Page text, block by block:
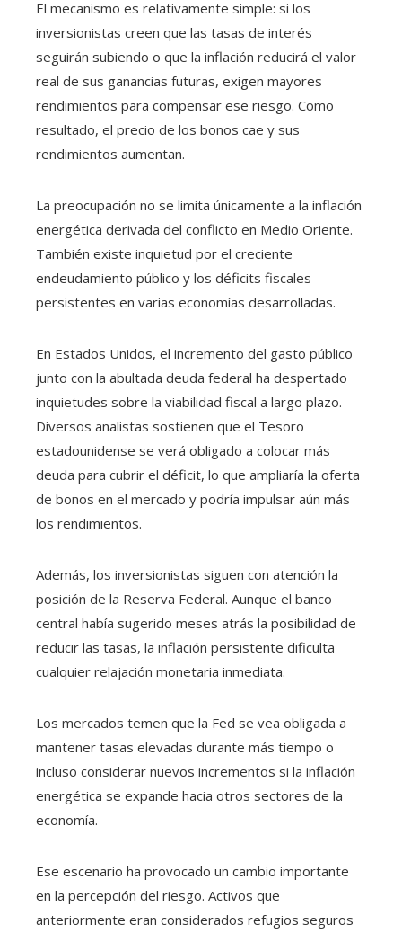
El mecanismo es relativamente simple: si los
inversionistas creen que las tasas de interés
seguirán subiendo o que la inflación reducirá el valor
real de sus ganancias futuras, exigen mayores
rendimientos para compensar ese riesgo. Como
resultado, el precio de los bonos cae y sus
rendimientos aumentan.
La preocupación no se limita únicamente a la inflación
energética derivada del conflicto en Medio Oriente.
También existe inquietud por el creciente
endeudamiento público y los déficits fiscales
persistentes en varias economías desarrolladas.
En Estados Unidos, el incremento del gasto público
junto con la abultada deuda federal ha despertado
inquietudes sobre la viabilidad fiscal a largo plazo.
Diversos analistas sostienen que el Tesoro
estadounidense se verá obligado a colocar más
deuda para cubrir el déficit, lo que ampliaría la oferta
de bonos en el mercado y podría impulsar aún más
los rendimientos.
Además, los inversionistas siguen con atención la
posición de la Reserva Federal. Aunque el banco
central había sugerido meses atrás la posibilidad de
reducir las tasas, la inflación persistente dificulta
cualquier relajación monetaria inmediata.
Los mercados temen que la Fed se vea obligada a
mantener tasas elevadas durante más tiempo o
incluso considerar nuevos incrementos si la inflación
energética se expande hacia otros sectores de la
economía.
Ese escenario ha provocado un cambio importante
en la percepción del riesgo. Activos que
anteriormente eran considerados refugios seguros